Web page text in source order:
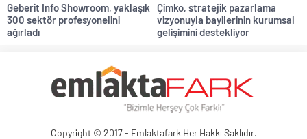
Geberit Info Showroom, yaklaşık
300 sektör profesyonelini
ağırladı
Çimko, stratejik pazarlama
vizyonuyla bayilerinin kurumsal
gelişimini destekliyor
Copyright © 2017 - Emlaktafark Her Hakkı Saklıdır.